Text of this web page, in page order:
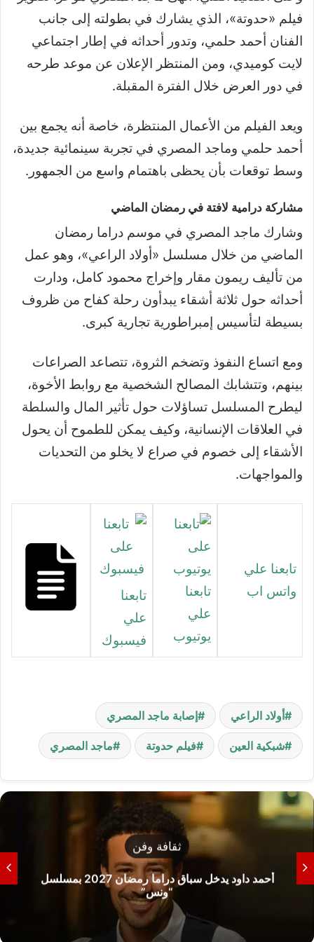
فيلم «حدوتة»، الذي يشارك في بطولته إلى جانب
الفنان أحمد حلمي، وتدور أحداثه في إطار اجتماعي
لايت كوميدي، ومن المنتظر الإعلان عن موعد طرحه
في دور العرض خلال الفترة المقبلة.
ويعد الفيلم من الأعمال المنتظرة، خاصة أنه يجمع بين
أحمد حلمي وماجد المصري في تجربة سينمائية جديدة،
وسط توقعات بأن يحظى باهتمام واسع من الجمهور.
مشاركة درامية لافتة في رمضان الماضي
وشارك ماجد المصري في موسم دراما رمضان
الماضي من خلال مسلسل «أولاد الراعي»، وهو عمل
من تأليف ريمون مقار وإخراج محمود كامل، ودارت
أحداثه حول ثلاثة أشقاء يبدأون رحلة كفاح من ظروف
بسيطة لتأسيس إمبراطورية تجارية كبرى.
ومع اتساع النفوذ وتضخم الثروة، تتصاعد الصراعات
بينهم، وتتشابك المصالح الشخصية مع روابط الأخوة،
ليطرح المسلسل تساؤلات حول تأثير المال والسلطة
في العلاقات الإنسانية، وكيف يمكن للطموح أن يحول
الأشقاء إلى خصوم في صراع لا يخلو من التحديات
والمواجهات.
تابعنا علي
واتس اب
تابعنا
علي
يوتيوب
تابعنا
علي
فيسبوك
أولاد الراعي إصابة ماجد المصري
شبكية العين فيلم حدوتة ماجد المصري
ثقافة وفن
أحمد داود يدخل سباق دراما رمضان 2027 بمسلسل
“ونس”